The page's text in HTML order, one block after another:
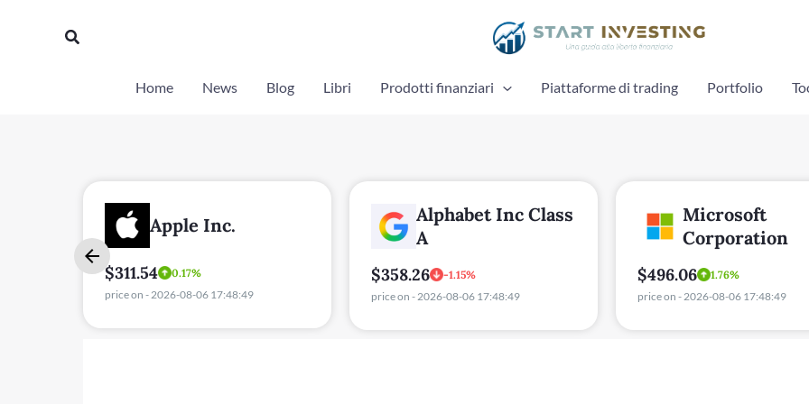
Cerca
Home News Blog Libri Prodotti finanziari Piattaforme di trading Portfolio
Apple Inc.
$311.54
0.17%
price on - 2026-08-06 17:48:49
Alphabet Inc Class
A
$358.26
-1.15%
price on - 2026-08-06 17:48:49
Microsoft
Corporation
$496.06
1.76%
price on - 2026-08-06 17:48:49